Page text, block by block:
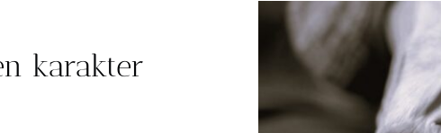
karakter